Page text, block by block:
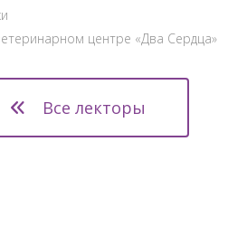
центре «Два Сердца»
Все лекторы